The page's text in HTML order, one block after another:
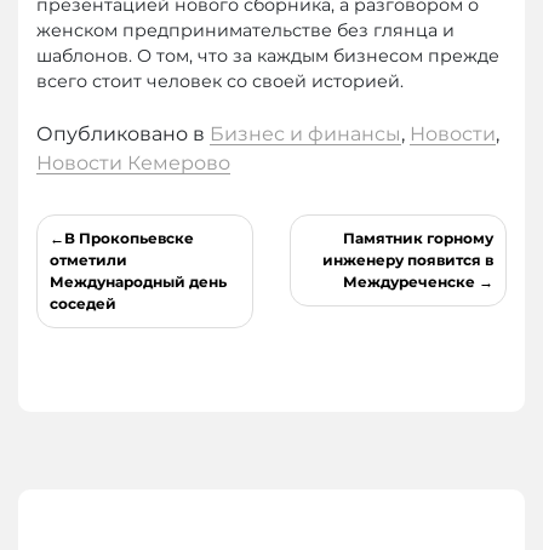
женском предпринимательстве без глянца и
шаблонов. О том, что за каждым бизнесом прежде
всего стоит человек со своей историей.
Опубликовано в Бизнес и финансы, Новости,
Новости Кемерово
Навигация
по
записям
В Прокопьевске
отметили
Международный день
соседей
Памятник горному
инженеру появится в
Междуреченске